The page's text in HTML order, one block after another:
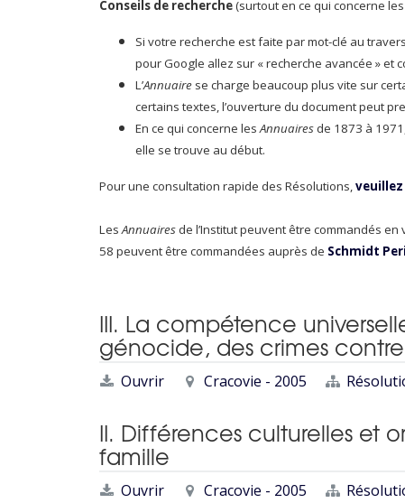
Conseils de recherche(surtout en ce qui concerne
Si votre recherche est faite par mot-clé au
pour Google allez sur « recherche avancée » et
L’Annuaire se charge beaucoup plus vite sur
certains textes, l’ouverture du document peut
En ce qui concerne lesAnnuairesde 1873 à
elle se trouve au début.
Pour une consultation rapide des Résolutions,veuillez
LesAnnuairesde l’Institut peuvent être commandés
58 peuvent être commandées auprès de Schmidt
III. La compétence
génocide, des crimes
Ouvrir Cracovie - 2005
II. Différences culturelles et
famille
Ouvrir Cracovie - 2005